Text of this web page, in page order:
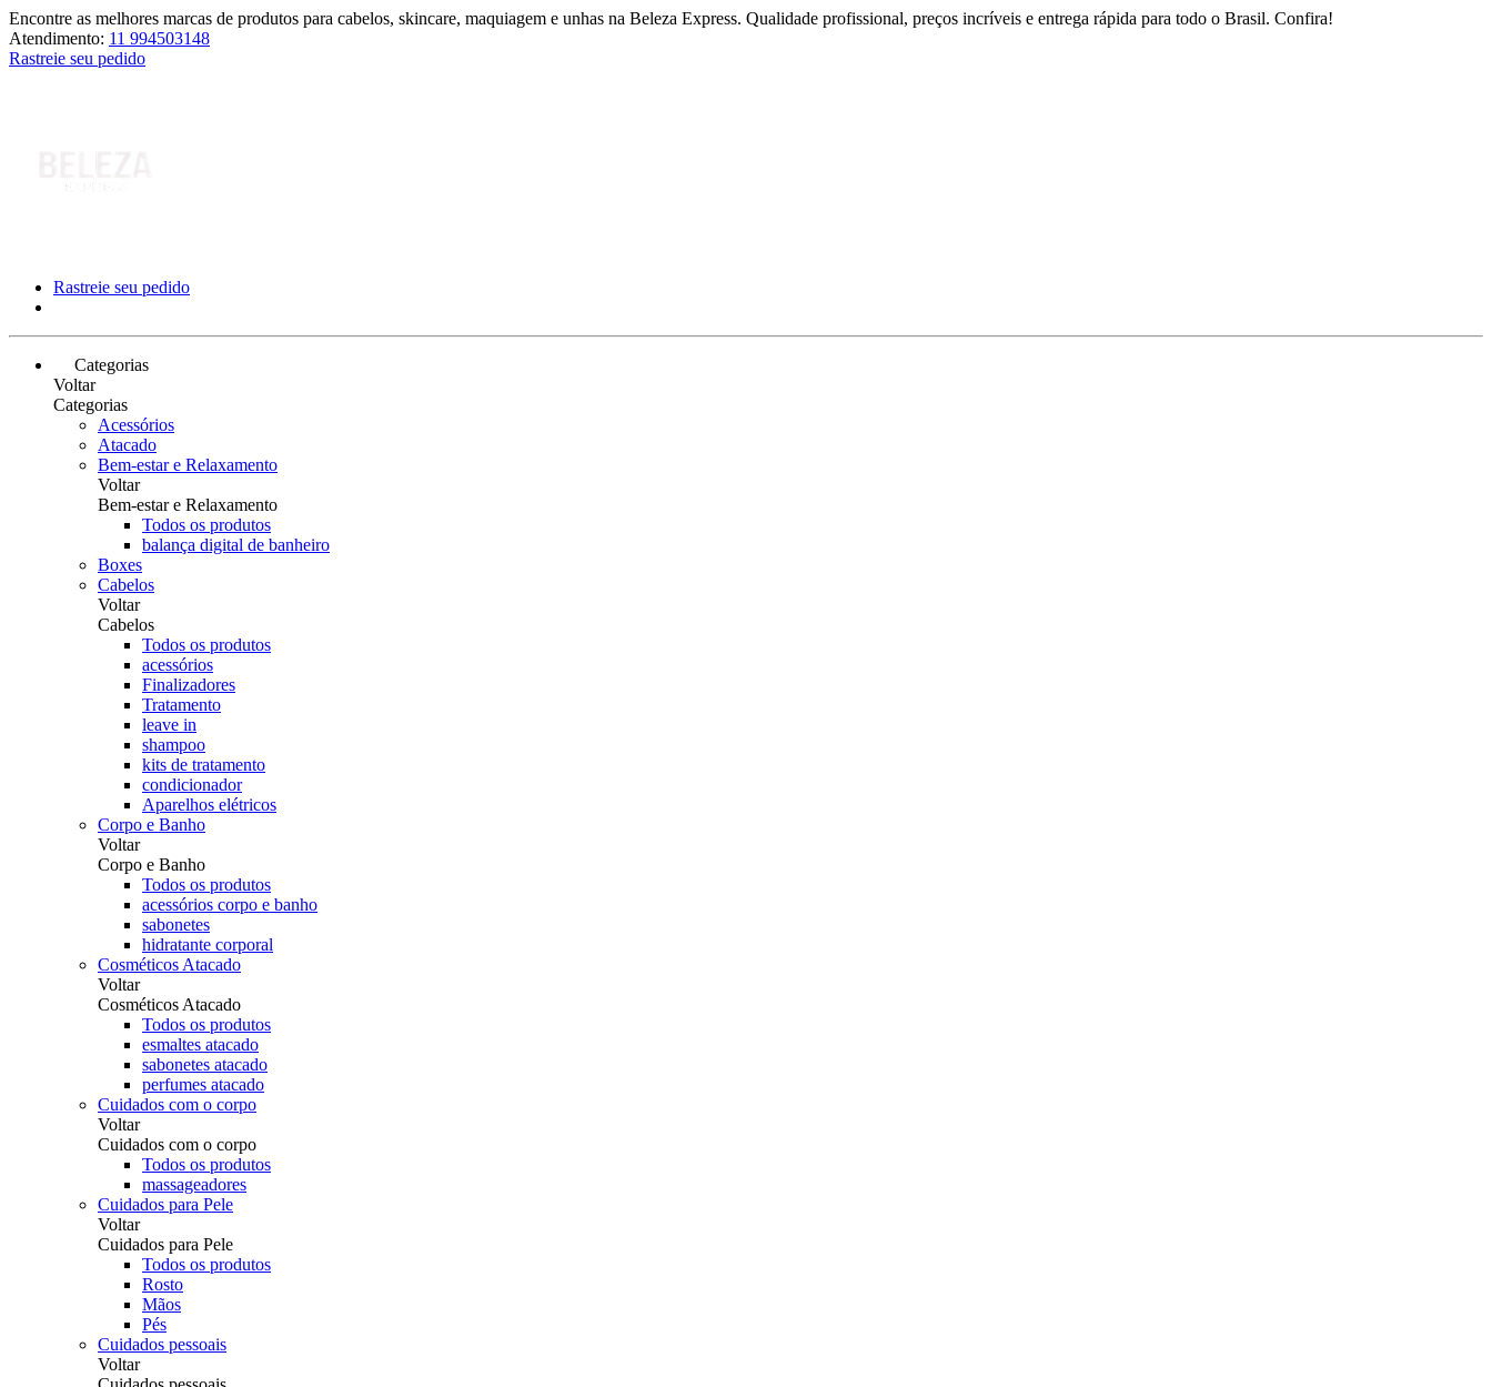
Encontre as melhores marcas de produtos para cabelos, skincare, maquiagem e unhas na Beleza Express. Qualidade profissional, preços incríveis e entrega rápida para todo o Brasil. Confira!
Atendimento: 11 994503148
Rastreie seu pedido
Rastreie seu pedido
Categorias
Voltar
Categorias
Acessórios
Atacado
Bem-estar e Relaxamento
Voltar
Bem-estar e Relaxamento
Todos os produtos
balança digital de banheiro
Boxes
Cabelos
Voltar
Cabelos
Todos os produtos
acessórios
Finalizadores
Tratamento
leave in
shampoo
kits de tratamento
condicionador
Aparelhos elétricos
Corpo e Banho
Voltar
Corpo e Banho
Todos os produtos
acessórios corpo e banho
sabonetes
hidratante corporal
Cosméticos Atacado
Voltar
Cosméticos Atacado
Todos os produtos
esmaltes atacado
sabonetes atacado
perfumes atacado
Cuidados com o corpo
Voltar
Cuidados com o corpo
Todos os produtos
massageadores
Cuidados para Pele
Voltar
Cuidados para Pele
Todos os produtos
Rosto
Mãos
Pés
Cuidados pessoais
Voltar